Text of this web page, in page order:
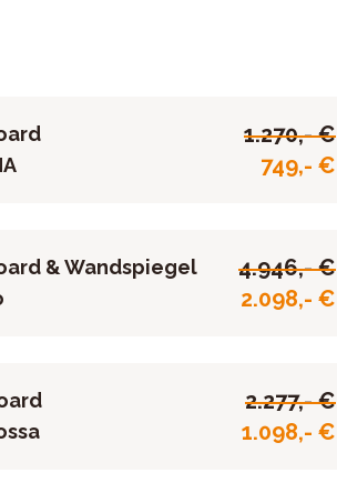
1.270,- €
749,- €
& Wandspiegel
4.946,- €
2.098,- €
2.277,- €
1.098,- €